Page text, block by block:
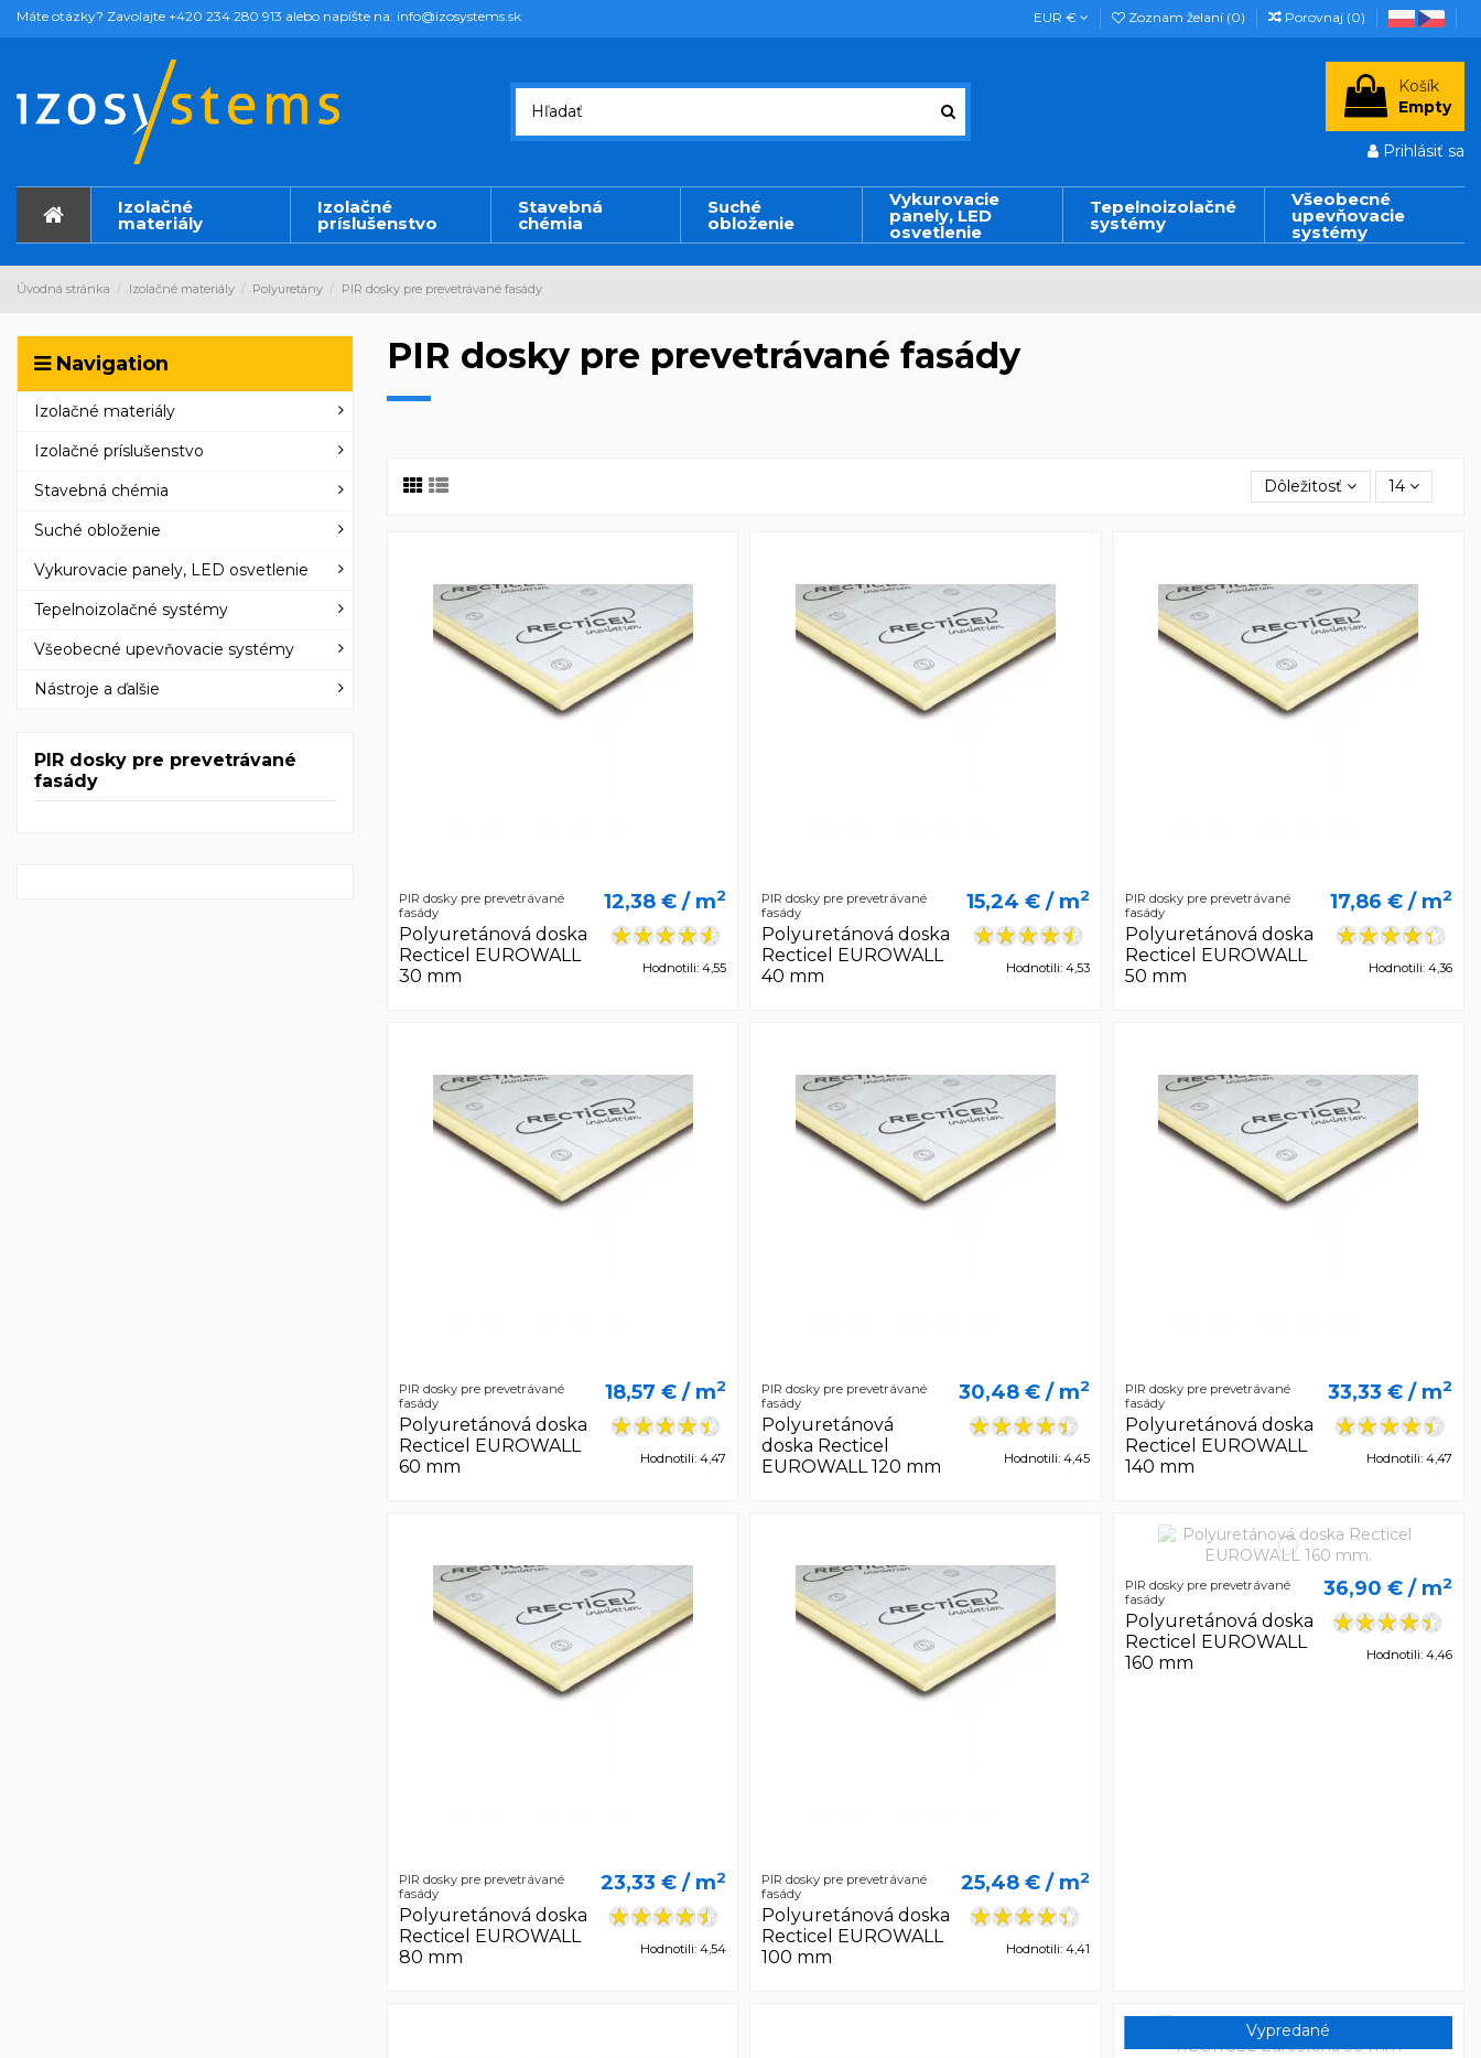
Máte otázky? Zavolajte +420 234 280 913 alebo napíšte na: info@izosystems.sk EUR € Zoznam želaní (0) Porovnaj (0)
Košík
Empty
Prihlásiť sa
Izolačné
materiály
Izolačné
príslušenstvo
Stavebná
chémia
Suché
obloženie
Vykurovacie
panely, LED
osvetlenie
Tepelnoizolačné
systémy
Všeobecné
upevňovacie
systémy
Úvodná stránka Izolačné materiály Polyuretány PIR dosky pre prevetrávané fasády
PIR dosky pre prevetrávané fasády
Dôležitosť 14
PIR dosky pre prevetrávané
fasády
Polyuretánová doska
Recticel EUROWALL
30 mm
12,38 € / m2
Hodnotili: 4,55
PIR dosky pre prevetrávané
fasády
Polyuretánová doska
Recticel EUROWALL
40 mm
15,24 €/ m2
Hodnotili: 4,53
PIR dosky pre prevetrávané
fasády
Polyuretánová doska
Recticel EUROWALL
50 mm
17,86 €/ m2
Hodnotili: 4,36
PIR dosky pre prevetrávané
fasády
Polyuretánová doska
Recticel EUROWALL
60 mm
18,57 € / m2
Hodnotili: 4,47
PIR dosky pre prevetrávané
fasády
Polyuretánová
doska Recticel
EUROWALL 120 mm
30,48 €/ m2
Hodnotili: 4,45
PIR dosky pre prevetrávané
fasády
Polyuretánová doska
Recticel EUROWALL
140 mm
33,33 €/ m2
Hodnotili: 4,47
PIR dosky pre prevetrávané
fasády
Polyuretánová doska
Recticel EUROWALL
80 mm
23,33 € / m2
Hodnotili: 4,54
PIR dosky pre prevetrávané
fasády
Polyuretánová doska
Recticel EUROWALL
100 mm
25,48 €/ m2
Hodnotili: 4,41
PIR dosky pre prevetrávané
fasády
Polyuretánová doska
Recticel EUROWALL
160 mm
36,90 €/ m2
Hodnotili: 4,46
Vypredané
Navigation
Izolačné materiály
Izolačné príslušenstvo
Stavebná chémia
Suché obloženie
Vykurovacie panely, LED osvetlenie
Tepelnoizolačné systémy
Všeobecné upevňovacie systémy
Nástroje a ďalšie
PIR dosky pre prevetrávané
fasády